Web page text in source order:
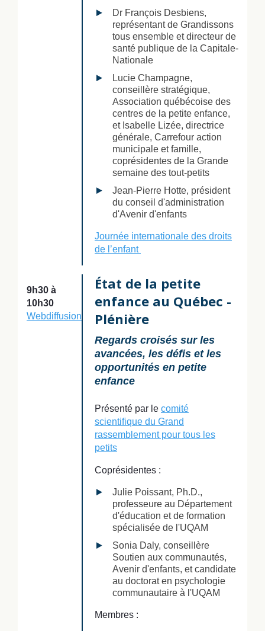
Dr François Desbiens,
représentant de Grandissons
tous ensemble et directeur de
santé publique de la Capitale-
Nationale
Lucie Champagne,
conseillère stratégique,
Association québécoise des
centres de la petite enfance,
et Isabelle Lizée, directrice
générale, Carrefour action
municipale et famille,
coprésidentes de la Grande
semaine des tout-petits
Jean-Pierre Hotte, président
du conseil d'administration
d'Avenir d'enfants
Journée internationale des droits
de l’enfant
9h30 à
10h30
Webdiffusion
État de la petite
enfance au Québec -
Plénière
Regards croisés sur les
avancées, les défis et les
opportunités en petite
enfance
Présenté par le comité
scientifique du Grand
rassemblement pour tous les
petits
Coprésidentes :
Julie Poissant, Ph.D.,
professeure au Département
d'éducation et de formation
spécialisée de l'UQAM
Sonia Daly, conseillère
Soutien aux communautés,
Avenir d'enfants, et candidate
au doctorat en psychologie
communautaire à l'UQAM
Membres :